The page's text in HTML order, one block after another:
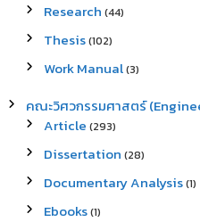
Research (44)
Thesis(102)
Work Manual(3)
คณะวิศวกรรมศาสตร์
Article (293)
Dissertation (28)
Documentary Analysis(1)
Ebooks(1)